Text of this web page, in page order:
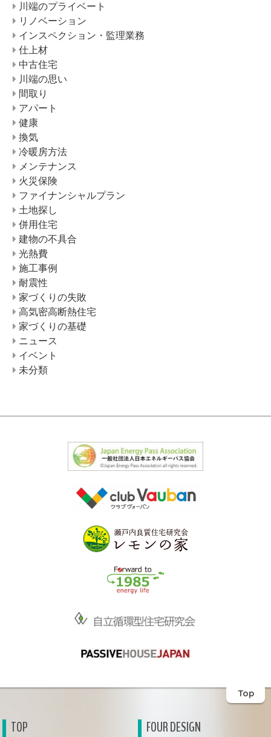
川端のプライベート
リノベーション
インスペクション・監理業務
仕上材
中古住宅
川端の思い
間取り
アパート
健康
換気
冷暖房方法
メンテナンス
火災保険
ファイナンシャルプラン
土地探し
併用住宅
建物の不具合
光熱費
施工事例
耐震性
家づくりの失敗
高気密高断熱住宅
家づくりの基礎
ニュース
イベント
未分類
Top
TOP FOUR DESIGN